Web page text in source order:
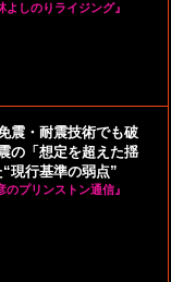
しのりライジング』
震・耐震技術でも破
の「想定を超えた揺
現行基準の弱点”
プリンストン通信』